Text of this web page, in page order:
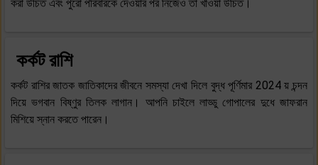
করা উচিত এবং পুরো পরিবারকে দেওয়ার পর নিজেও তা খাওয়া উচিত।
কর্কট রাশি
কর্কট রাশির জাতক জাতিকাদের জীবনে সমস্যা দেখা দিলে বুদ্ধ পূর্ণিমার 2024 য় চন্দন
দিয়ে ভগবান বিষ্ণুর তিলক লাগান। আপনি চাইলে লাড্ডু গোপালের দুধে জাফরান
মিশিয়ে স্নান করতে পারেন।